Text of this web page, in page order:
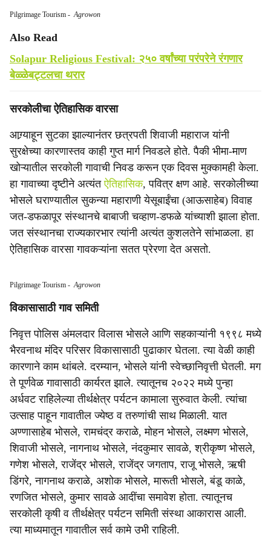
Pilgrimage Tourism -Agrowon
Also Read
Solapur Religious Festival: २५० वर्षांच्या परंपरेने रंगणार
बेळ्ळेबट्टलचा थरार
सरकोलीचा ऐतिहासिक वारसा
आग्र्याहून सुटका झाल्यानंतर छत्रपती शिवाजी महाराज यांनी
सुरक्षेच्या कारणास्तव काही गुप्त मार्ग निवडले होते. पैकी भीमा-माण
खोऱ्यातील सरकोली गावाची निवड करून एक दिवस मुक्कामही केला.
हा गावाच्या दृष्टीने अत्यंतऐतिहासिक, पवित्र क्षण आहे. सरकोलीच्या
भोसले घराण्यातील सुकन्या महाराणी येसूबाईंचा (आऊसाहेब) विवाह
जत-डफळापूर संस्थानचे बाबाजी चव्हाण-डफळे यांच्याशी झाला होता.
जत संस्थानचा राज्यकारभार त्यांनी अत्यंत कुशलतेने सांभाळला. हा
ऐतिहासिक वारसा गावकऱ्यांना सतत प्रेरणा देत असतो.
Pilgrimage Tourism -Agrowon
विकासासाठी गाव समिती
निवृत्त पोलिस अंमलदार विलास भोसले आणि सहकाऱ्यांनी १९९८ मध्ये
भैरवनाथ मंदिर परिसर विकासासाठी पुढाकार घेतला. त्या वेळी काही
कारणाने काम थांबले. दरम्यान, भोसले यांनी स्वेच्छानिवृत्ती घेतली. मग
ते पूर्णवेळ गावासाठी कार्यरत झाले. त्यातूनच २०२२ मध्ये पुन्हा
अर्धवट राहिलेल्या तीर्थक्षेत्र पर्यटन कामाला सुरुवात केली. त्यांचा
उत्साह पाहून गावातील ज्येष्ठ व तरुणांची साथ मिळाली. यात
अण्णासाहेब भोसले, रामचंद्र कराळे, मोहन भोसले, लक्ष्मण भोसले,
शिवाजी भोसले, नागनाथ भोसले, नंदकुमार सावळे, श्रीकृष्ण भोसले,
गणेश भोसले, राजेंद्र भोसले, राजेंद्र जगताप, राजू भोसले, ऋषी
डिंगरे, नागनाथ कराळे, अशोक भोसले, मारूती भोसले, बंडू काळे,
रणजित भोसले, कुमार सावळे आदींचा समावेश होता. त्यातूनच
सरकोली कृषी व तीर्थक्षेत्र पर्यटन समिती संस्था आकारास आली.
त्या माध्यमातून गावातील सर्व कामे उभी राहिली.